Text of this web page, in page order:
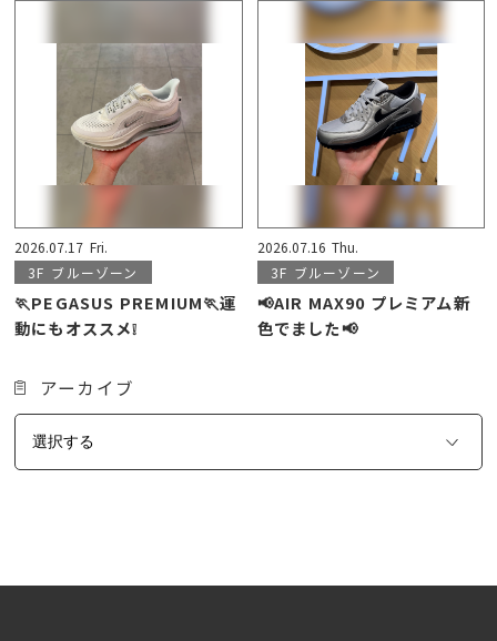
2026.07.17 Fri.
3F ブルーゾーン
🏃PEGASUS PREMIUM🏃運
動にもオススメ❕
2026.07.16 Thu.
3F ブルーゾーン
📢AIR MAX90 プレミアム新
色でました📢
アーカイブ